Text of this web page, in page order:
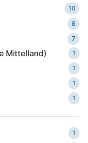
10
8
7
Mittelland) 1
1
1
1
1